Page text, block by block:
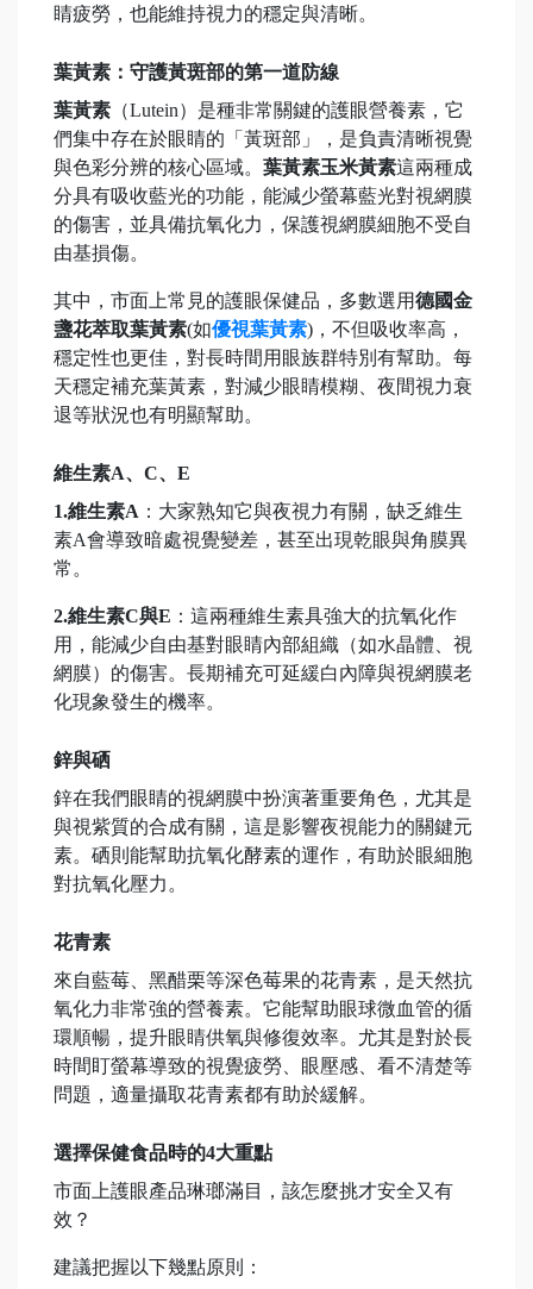
睛疲勞，也能維持視力的穩定與清晰。
葉黃素：守護黃斑部的第一道防線
葉黃素 （Lutein）是種非常關鍵的護眼營養素，它
們集中存在於眼睛的「黃斑部」，是負責清晰視覺
與色彩分辨的核心區域。 葉黃素玉米黃素這兩種成
分具有吸收藍光的功能，能減少螢幕藍光對視網膜
的傷害，並具備抗氧化力，保護視網膜細胞不受自
由基損傷。
其中，市面上常見的護眼保健品，多數選用德國金
盞花萃取葉黃素(如優視葉黃素)，不但吸收率高，
穩定性也更佳，對長時間用眼族群特別有幫助。每
天穩定補充葉黃素，對減少眼睛模糊、夜間視力衰
退等狀況也有明顯幫助。
維生素A、C、E
1.維生素A ：大家熟知它與夜視力有關，缺乏維生
素A會導致暗處視覺變差，甚至出現乾眼與角膜異
常。
2.維生素C與E ：這兩種維生素具強大的抗氧化作
用，能減少自由基對眼睛內部組織（如水晶體、視
網膜）的傷害。長期補充可延緩白內障與視網膜老
化現象發生的機率。
鋅與硒
鋅在我們眼睛的視網膜中扮演著重要角色，尤其是
與視紫質的合成有關，這是影響夜視能力的關鍵元
素。硒則能幫助抗氧化酵素的運作，有助於眼細胞
對抗氧化壓力。
花青素
來自藍莓、黑醋栗等深色莓果的花青素，是天然抗
氧化力非常強的營養素。它能幫助眼球微血管的循
環順暢，提升眼睛供氧與修復效率。尤其是對於長
時間盯螢幕導致的視覺疲勞、眼壓感、看不清楚等
問題，適量攝取花青素都有助於緩解。
選擇保健食品時的4大重點
市面上護眼產品琳瑯滿目，該怎麼挑才安全又有
效？
建議把握以下幾點原則：